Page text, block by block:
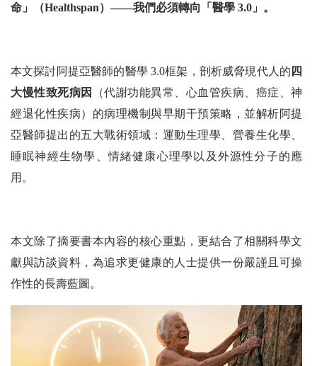
命」（Healthspan）——我們必須轉向「醫學 3.0」。
本文探討阿提亞醫師的醫學 3.0框架，剖析威脅現代人的 四
大慢性致死病因
（代謝功能異常、心血管疾病、癌症、神
經退化性疾病）的病理機制與早期干預策略，並解析阿提
亞醫師提出的五大戰術領域：運動生理學、營養生化學、
睡眠神經生物學、情緒健康心理學以及外源性分子的應
用。
本文除了摘要書本內容的核心重點，更結合了相關科學文
獻與訪談資料，為追求更健康的人士提供一份嚴謹且可操
作性的長壽藍圖。